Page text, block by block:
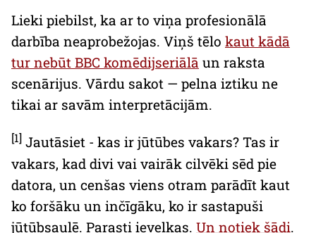
Lieki piebilst, ka ar to viņa profesionālā
darbība neaprobežojas. Viņš tēlo kaut kādā
tur nebūt BBC komēdijseriālā un raksta
scenārijus. Vārdu sakot — pelna iztiku ne
tikai ar savām interpretācijām.
[1] Jautāsiet - kas ir jūtūbes vakars? Tas ir
vakars, kad divi vai vairāk cilvēki sēd pie
datora, un cenšas viens otram parādīt kaut
ko foršāku un inčīgāku, ko ir sastapuši
jūtūbsaulē. Parasti ievelkas. Un notiek šādi.